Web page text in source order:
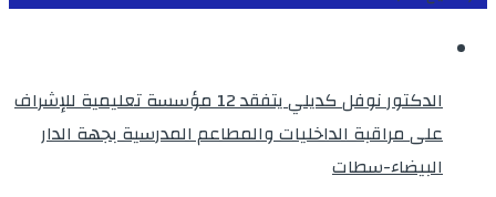
الدكتور نوفل كديلي يتفقد 12 مؤسسة تعليمية للإشراف
على مراقبة الداخليات والمطاعم المدرسية بجهة الدار
البيضاء-سطات